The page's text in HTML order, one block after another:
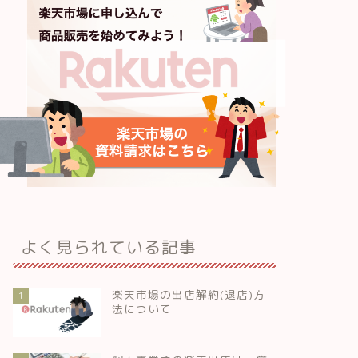
よく見られている記事
1
楽天市場の出店解約(退店)方
法について